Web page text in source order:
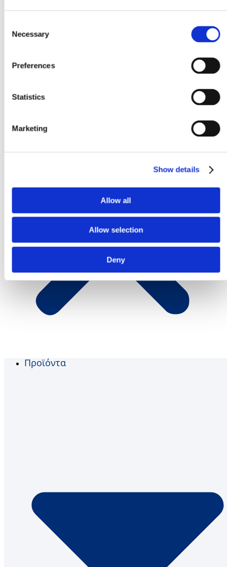
Selection
Necessary
Preferences
Statistics
Marketing
Show details
Allow all
Allow selection
Deny
Προϊόντα